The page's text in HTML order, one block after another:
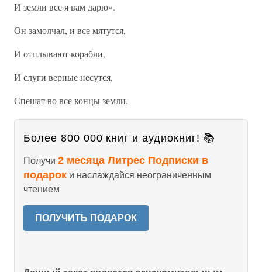
И земли все я вам дарю».
Он замолчал, и все мятутся,
И отплывают корабли,
И слуги верные несутся,
Спешат во все концы земли.
Более 800 000 книг и аудиокниг! 📚
Получи 2 месяца Литрес Подписки в
подарок и наслаждайся неограниченным
чтением
ПОЛУЧИТЬ ПОДАРОК